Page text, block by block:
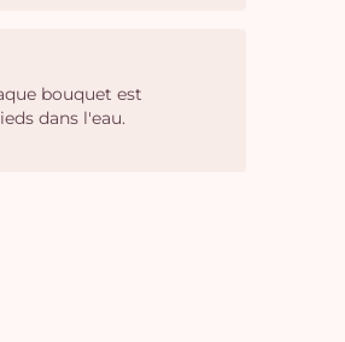
bouquet est
dans l'eau.